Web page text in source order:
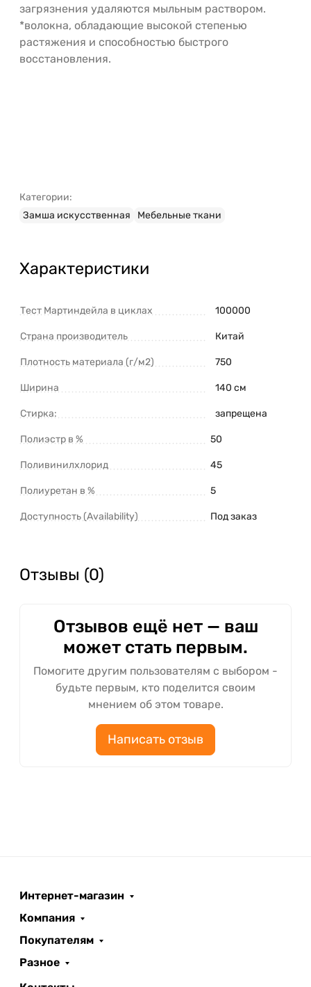
загрязнения удаляются мыльным раствором.
*волокна, обладающие высокой степенью
растяжения и способностью быстрого
восстановления.
Категории:
Замша искусственная
Мебельные ткани
Характеристики
Тест Мартиндейла в циклах 100000
Страна производитель Китай
Плотность материала (г/м2) 750
Ширина 140 см
Стирка: запрещена
Полиэстр в % 50
Поливинилхлорид 45
Полиуретан в % 5
Доступность (Availability) Под заказ
Отзывы (0)
Отзывов ещё нет — ваш
может стать первым.
Помогите другим пользователям с выбором -
будьте первым, кто поделится своим
мнением об этом товаре.
Написать отзыв
Интернет-магазин
Компания
Покупателям
Разное